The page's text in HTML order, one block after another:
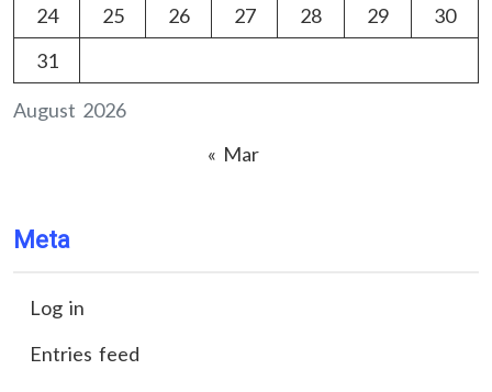
August 2026
24
25 26 27 28 29
30
31
« Mar
Meta
Log in
Entries feed